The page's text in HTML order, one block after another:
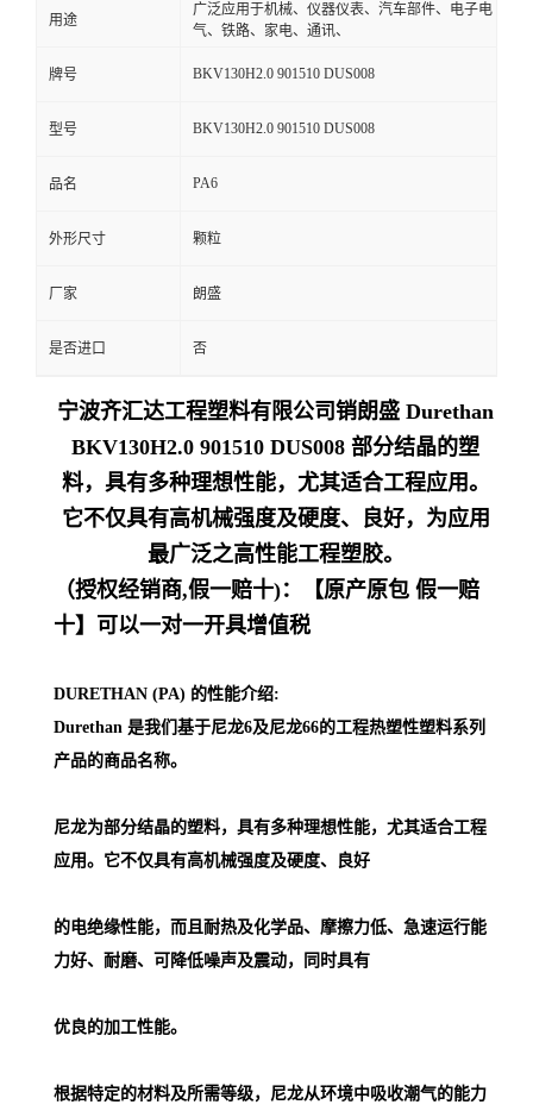
言
用途
广泛应用于机械、仪器仪表、汽车部件、电子电
气、铁路、家电、通讯、
牌号 BKV130H2.0 901510 DUS008
型号 BKV130H2.0 901510 DUS008
品名 PA6
外形尺寸 颗粒
厂家 朗盛
是否进口 否
宁波齐汇达工程塑料有限公司销朗盛 Durethan
BKV130H2.0 901510 DUS008 部分结晶的塑
料，具有多种理想性能，尤其适合工程应用。
它不仅具有高机械强度及硬度、良好，为应用
最广泛之高性能工程塑胶。
（授权经销商,假一赔十)：【原产原包 假一赔
十】可以一对一开具增值税
DURETHAN (PA) 的性能介绍:
Durethan 是我们基于尼龙6及尼龙66的工程热塑性塑料系列
产品的商品名称。
尼龙为部分结晶的塑料，具有多种理想性能，尤其适合工程
应用。它不仅具有高机械强度及硬度、良好
的电绝缘性能，而且耐热及化学品、摩擦力低、急速运行能
力好、耐磨、可降低噪声及震动，同时具有
优良的加工性能。
根据特定的材料及所需等级，尼龙从环境中吸收潮气的能力